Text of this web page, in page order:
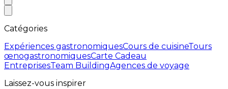
Catégories
Expériences gastronomiquesCours de cuisineTours
œnogastronomiquesCarte Cadeau
EntreprisesTeam BuildingAgences de voyage
Laissez-vous inspirer